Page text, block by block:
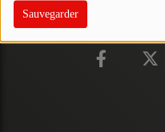
Sauvegarder
PARTICIPEZ
JEUX CONCOURS